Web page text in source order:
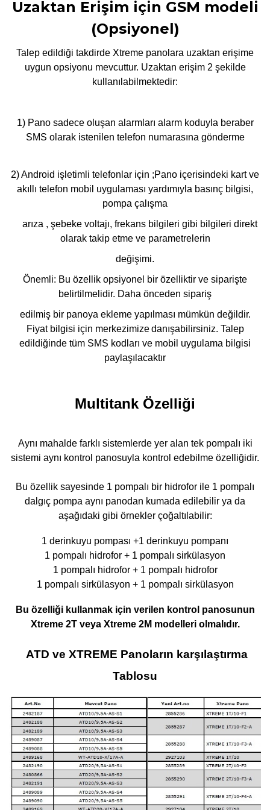
Uzaktan Erişim için GSM modeli
(Opsiyonel)
Talep edildiği takdirde Xtreme panolara uzaktan erişime
uygun opsiyonu mevcuttur. Uzaktan erişim 2 şekilde
kullanılabilmektedir:
1) Pano sadece oluşan alarmları alarm koduyla beraber
SMS olarak istenilen telefon numarasına gönderme
2) Android işletimli telefonlar için ;Pano içerisindeki kart ve
akıllı telefon mobil uygulaması yardımıyla basınç bilgisi,
pompa çalışma
arıza , şebeke voltajı, frekans bilgileri gibi bilgileri direkt
olarak takip etme ve parametrelerin
değişimi.
Önemli: Bu özellik opsiyonel bir özelliktir ve siparişte
belirtilmelidir. Daha önceden sipariş
edilmiş bir panoya ekleme yapılması mümkün değildir.
Fiyat bilgisi için merkezimize danışabilirsiniz. Talep
edildiğinde tüm SMS kodları ve mobil uygulama bilgisi
paylaşılacaktır
Multitank Özelliği
Aynı mahalde farklı sistemlerde yer alan tek pompalı iki
sistemi aynı kontrol panosuyla kontrol edebilme özelliğidir.
Bu özellik sayesinde 1 pompalı bir hidrofor ile 1 pompalı
dalgıç pompa aynı panodan kumada edilebilir ya da
aşağıdaki gibi örnekler çoğaltılabilir:
1 derinkuyu pompası +1 derinkuyu pompanı
1 pompalı hidrofor + 1 pompalı sirkülasyon
1 pompalı hidrofor + 1 pompalı hidrofor
1 pompalı sirkülasyon + 1 pompalı sirkülasyon
Bu özelliği kullanmak için verilen kontrol panosunun
Xtreme 2T veya Xtreme 2M modelleri olmalıdır.
ATD ve XTREME Panoların karşılaştırma
Tablosu